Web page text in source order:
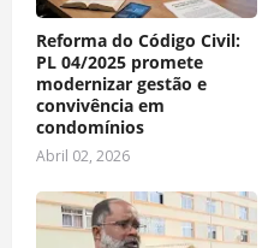
Reforma do Código Civil:
PL 04/2025 promete
modernizar gestão e
convivência em
condomínios
Abril 02, 2026